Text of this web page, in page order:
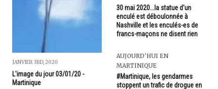
JANVIER 3RD, 2020
L'image du jour 03/01/20 -
Martinique
30 mai 2020...la statue d'un
enculé est déboulonnée à
Nashville et les enculés-es de
francs-maçons ne disent rien
AUJOURD'HUI EN
MARTINIQUE
#Martinique, les gendarmes
stoppent un trafic de drogue en